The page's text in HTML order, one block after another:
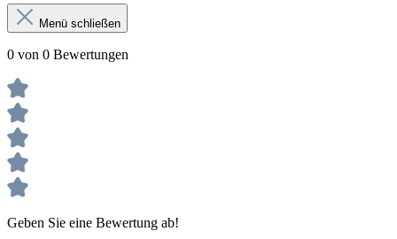
Menü schließen
0 von 0 Bewertungen
Geben Sie eine Bewertung ab!